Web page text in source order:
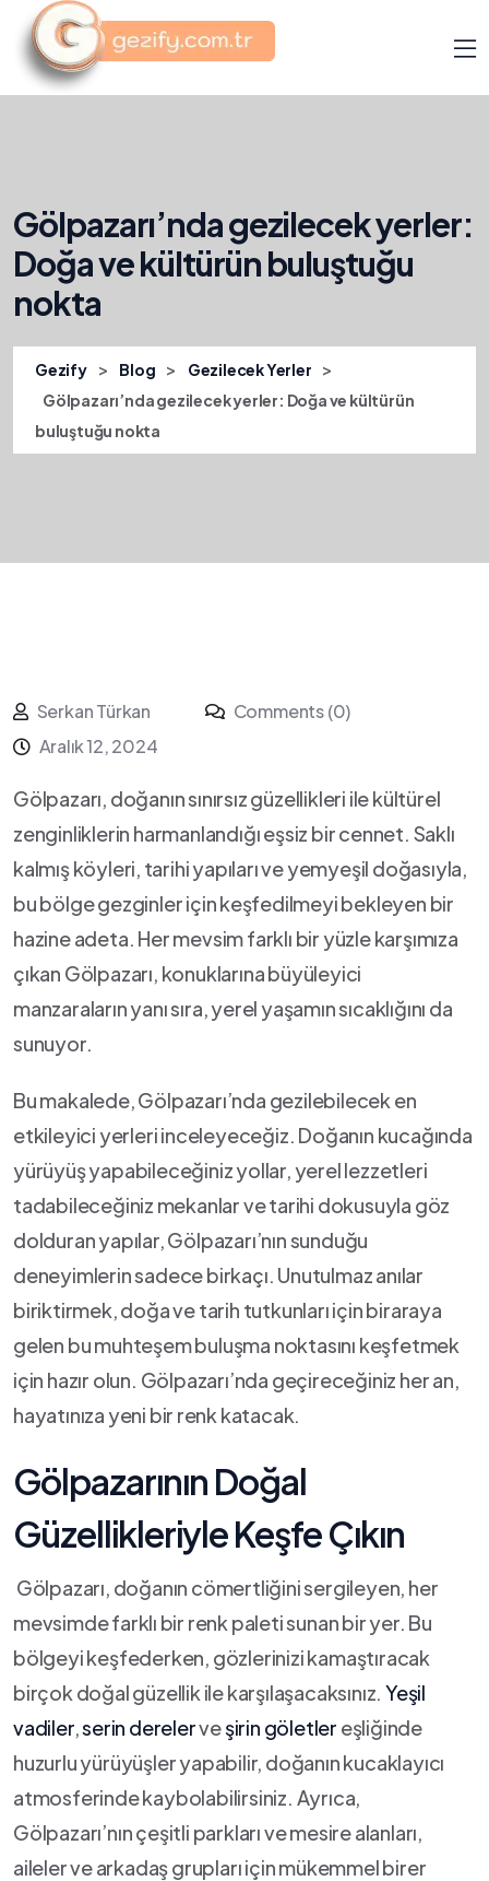
Gölpazarı’nda gezilecek yerler:
Doğa ve kültürün buluştuğu
nokta
Gezify > Blog > Gezilecek Yerler >
Gölpazarı’nda gezilecek yerler: Doğa ve kültürün
buluştuğu nokta
Serkan Türkan
Comments (0)
Aralık 12, 2024
Gölpazarı, doğanın sınırsız güzellikleri ile kültürel
zenginliklerin harmanlandığı ‌eşsiz bir cennet. Saklı
kalmış köyleri,⁣ tarihi yapıları ve yemyeşil doğasıyla,
bu bölge gezginler‍ için⁢ keşfedilmeyi bekleyen bir
hazine adeta. Her mevsim farklı bir yüzle karşımıza
çıkan Gölpazarı, konuklarına büyüleyici
manzaraların yanı sıra, yerel yaşamın sıcaklığını da
sunuyor.
Bu makalede, Gölpazarı’nda gezilebilecek en
etkileyici yerleri inceleyeceğiz. Doğanın kucağında
yürüyüş yapabileceğiniz yollar, yerel lezzetleri
tadabileceğiniz ⁤mekanlar ve tarihi dokusuyla göz ​
dolduran yapılar, Gölpazarı’nın sunduğu
deneyimlerin sadece birkaçı. Unutulmaz anılar
biriktirmek, doğa ve tarih tutkunları için biraraya
gelen bu ‌muhteşem buluşma noktasını keşfetmek
için hazır olun. Gölpazarı’nda geçireceğiniz her an,
hayatınıza yeni bir ⁣renk katacak.
Gölpazarının Doğal
Güzellikleriyle Keşfe Çıkın
‌ ​Gölpazarı, doğanın cömertliğini sergileyen, ​her
mevsimde farklı⁤ bir ‍renk paleti sunan bir yer. Bu
bölgeyi keşfederken, gözlerinizi kamaştıracak
birçok doğal güzellik ile karşılaşacaksınız.Yeşil
vadiler,serin derelerveşirin göletler eşliğinde
huzurlu yürüyüşler yapabilir, doğanın kucaklayıcı
atmosferinde kaybolabilirsiniz. Ayrıca,
Gölpazarı’nın çeşitli parkları ve mesire‍ alanları,
aileler⁣ ve arkadaş grupları için mükemmel birer